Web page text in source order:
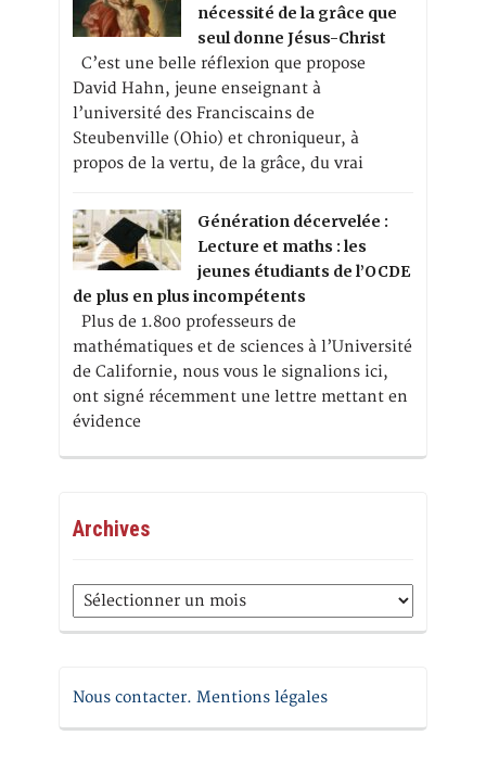
nécessité de la grâce que
seul donne Jésus-Christ
C’est une belle réflexion que propose
David Hahn, jeune enseignant à
l’université des Franciscains de
Steubenville (Ohio) et chroniqueur, à
propos de la vertu, de la grâce, du vrai
Génération décervelée :
Lecture et maths : les
jeunes étudiants de l’OCDE
de plus en plus incompétents
Plus de 1.800 professeurs de
mathématiques et de sciences à l’Université
de Californie, nous vous le signalions ici,
ont signé récemment une lettre mettant en
évidence
Archives
Archives
Nous contacter. Mentions légales